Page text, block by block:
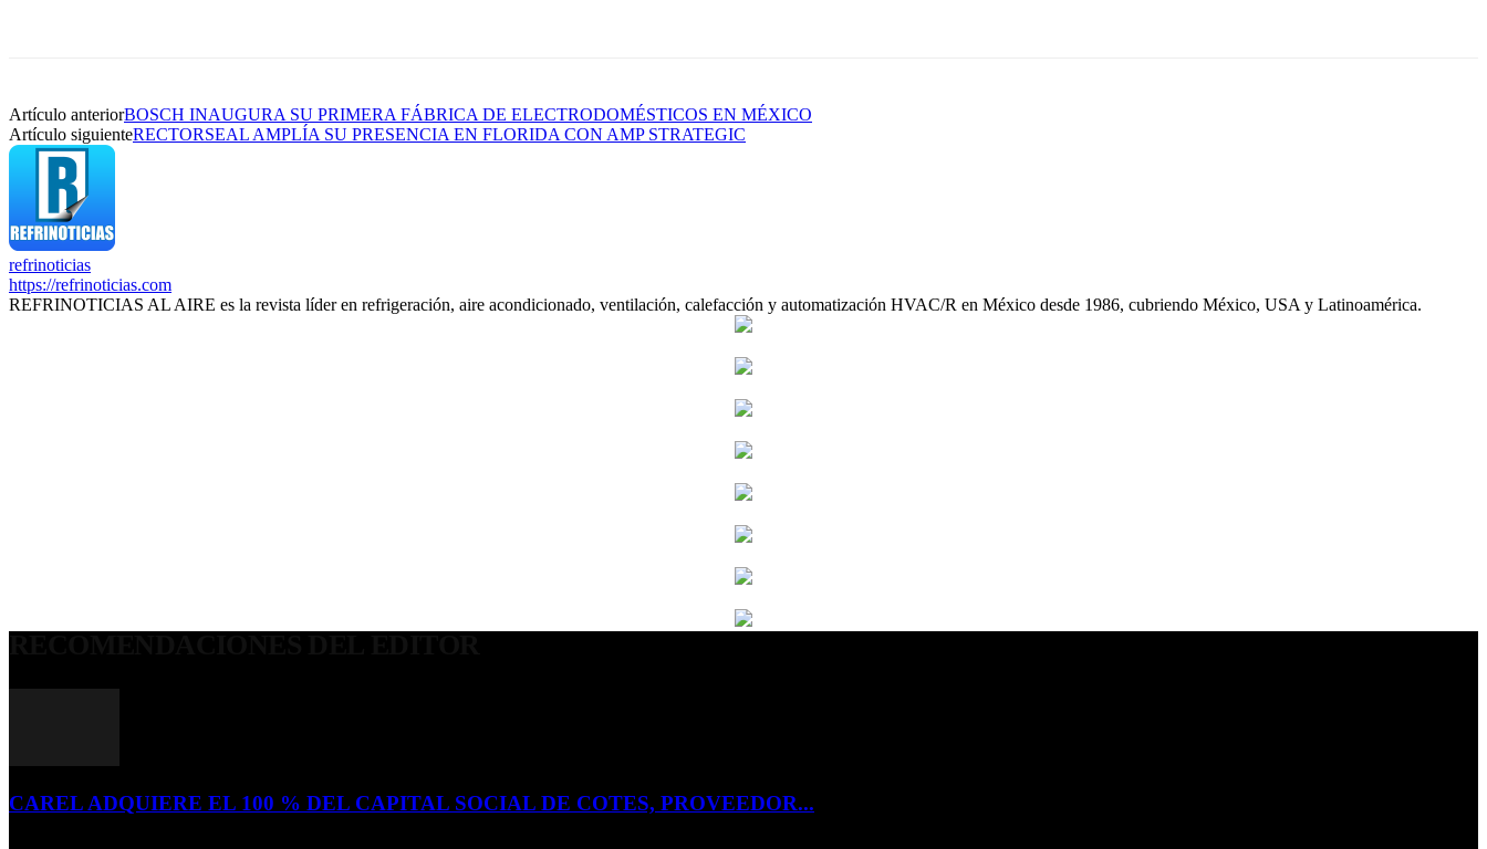
Artículo anteriorBOSCH INAUGURA SU PRIMERA FÁBRICA DE ELECTRODOMÉSTICOS EN MÉXICO
Artículo siguienteRECTORSEAL AMPLÍA SU PRESENCIA EN FLORIDA CON AMP STRATEGIC
refrinoticias
https://refrinoticias.com
REFRINOTICIAS AL AIRE es la revista líder en refrigeración, aire acondicionado, ventilación, calefacción y automatización HVAC/R en México desde 1986, cubriendo México, USA y Latinoamérica.
CAREL ADQUIERE EL 100 % DEL CAPITAL SOCIAL DE COTES, PROVEEDOR...